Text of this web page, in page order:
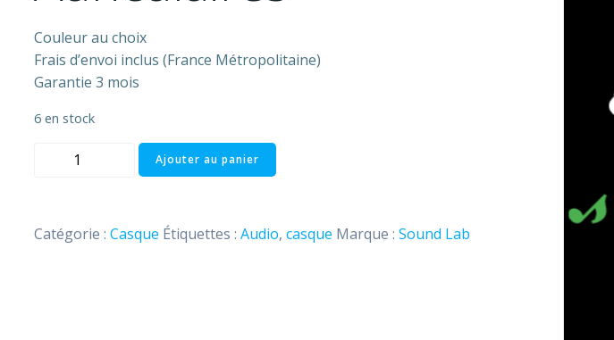
Couleur au choix
Frais d’envoi inclus (France Métropolitaine)
Garantie 3 mois
6 en stock
quantité
Auriculaires
Ajouter au panier
Catégorie : Casque Étiquettes : Audio, casque Marque : Sound Lab